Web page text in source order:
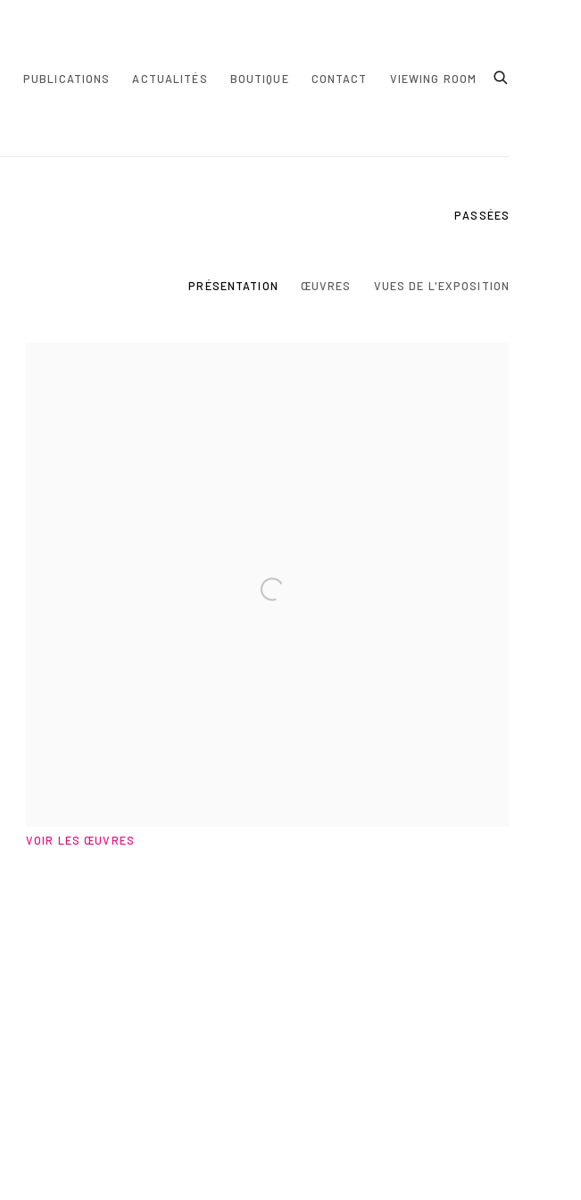
PUBLICATIONS ACTUALITÉS BOUTIQUE CONTACT VIEWING ROOM
PASSÉES
PRÉSENTATION ŒUVRES VUES DE L'EXPOSITION
VOIR LES ŒUVRES